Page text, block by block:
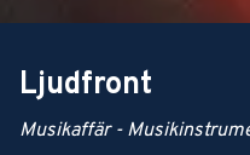
Ljudfront
Musikaffär -